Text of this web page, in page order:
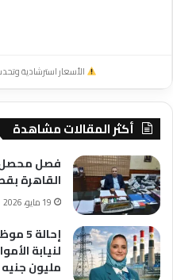
الأسعار استرشادية
أكثر المقالات مشاهدة
فصل محصل
القاهرة
19 مايو، 2026
مليون جنيه